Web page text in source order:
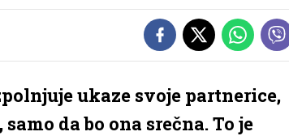
ukaze svoje partnerice,
da bo ona srečna. To je